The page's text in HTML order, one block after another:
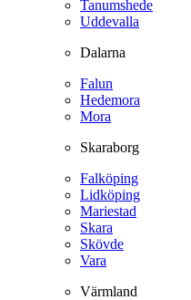
Tanumshede
Uddevalla
Dalarna
Falun
Hedemora
Mora
Skaraborg
Falköping
Lidköping
Mariestad
Skara
Skövde
Vara
Värmland